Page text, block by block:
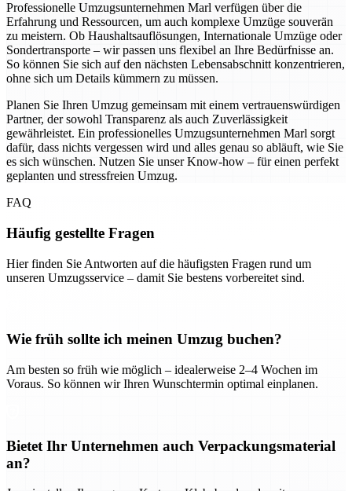
Professionelle Umzugsunternehmen Marl verfügen über die
Erfahrung und Ressourcen, um auch komplexe Umzüge souverän
zu meistern. Ob Haushaltsauflösungen, Internationale Umzüge oder
Sondertransporte – wir passen uns flexibel an Ihre Bedürfnisse an.
So können Sie sich auf den nächsten Lebensabschnitt konzentrieren,
ohne sich um Details kümmern zu müssen.
Planen Sie Ihren Umzug gemeinsam mit einem vertrauenswürdigen
Partner, der sowohl Transparenz als auch Zuverlässigkeit
gewährleistet. Ein professionelles Umzugsunternehmen Marl sorgt
dafür, dass nichts vergessen wird und alles genau so abläuft, wie Sie
es sich wünschen. Nutzen Sie unser Know-how – für einen perfekt
geplanten und stressfreien Umzug.
FAQ
Häufig gestellte Fragen
Hier finden Sie Antworten auf die häufigsten Fragen rund um
unseren Umzugsservice – damit Sie bestens vorbereitet sind.
Wie früh sollte ich meinen Umzug buchen?
Am besten so früh wie möglich – idealerweise 2–4 Wochen im
Voraus. So können wir Ihren Wunschtermin optimal einplanen.
Bietet Ihr Unternehmen auch Verpackungsmaterial
an?